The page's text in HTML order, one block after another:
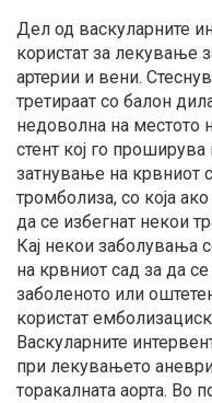
Дел од васкуларните
користат за лекување
артерии и вени.
третираат со балон
недоволна на местото
стент кој го
затнување на крвниот
тромболиза, со која
да се избегнат некои
Кај некои заболувања
на крвниот сад за да
заболеното или
користат
Васкуларните
при лекувањето
торакалната аорта. Во